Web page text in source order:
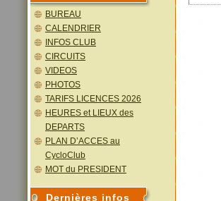
BUREAU
CALENDRIER
INFOS CLUB
CIRCUITS
VIDEOS
PHOTOS
TARIFS LICENCES 2026
HEURES et LIEUX des
DEPARTS
PLAN D’ACCES au
CycloClub
MOT du PRESIDENT
Dernières infos